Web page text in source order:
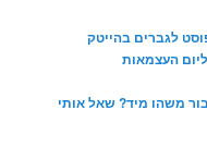
לגברים בהייטק
העצמאות
משהו מיד? שאל אותי